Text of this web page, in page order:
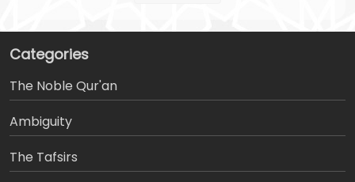
Categories
The Noble Qur'an
Ambiguity
The Tafsirs